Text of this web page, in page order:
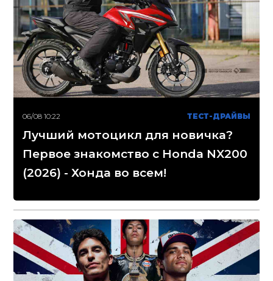
06/08 10:22 ТЕСТ-ДРАЙВЫ
Лучший мотоцикл для новичка?
Первое знакомство с Honda NX200
(2026) - Хонда во всем!